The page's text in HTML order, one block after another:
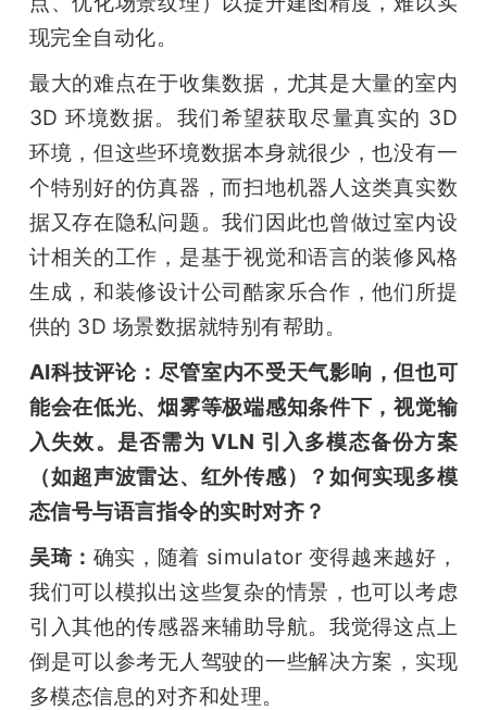
现完全自动化。
最大的难点在于收集数据，尤其是大量的室内
3D 环境数据。我们希望获取尽量真实的 3D
环境，但这些环境数据本身就很少，也没有一
个特别好的仿真器，而扫地机器人这类真实数
据又存在隐私问题。我们因此也曾做过室内设
计相关的工作，是基于视觉和语言的装修风格
生成，和装修设计公司酷家乐合作，他们所提
供的 3D 场景数据就特别有帮助。
AI科技评论：尽管室内不受天气影响，但也可
能会在低光、烟雾等极端感知条件下，视觉输
入失效。是否需为 VLN 引入多模态备份方案
（如超声波雷达、红外传感）？如何实现多模
态信号与语言指令的实时对齐？
吴琦： 确实，随着 simulator 变得越来越好，
我们可以模拟出这些复杂的情景，也可以考虑
引入其他的传感器来辅助导航。我觉得这点上
倒是可以参考无人驾驶的一些解决方案，实现
多模态信息的对齐和处理。